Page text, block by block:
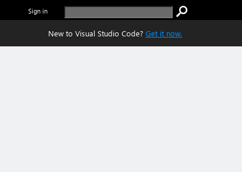
Sign in
New to Visual Studio Code? Get it now.